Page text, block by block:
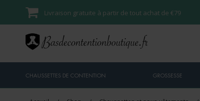
Livraison gratuite à partir de tout achat de €79
CHAUSSETTES DE CONTENTION GROSSESSE